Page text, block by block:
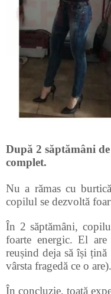
După 2 săptămâni
complet.
Nu a rămas cu
copilul se dezvoltă
În 2 săptămâni,
foarte energic. El
reușind deja să își
vârsta fragedă ce o are).
În concluzie, toată